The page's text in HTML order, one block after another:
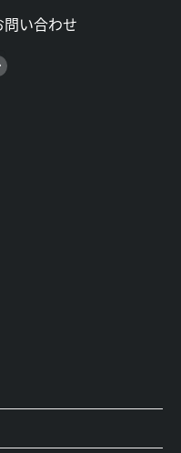
問い合わせ